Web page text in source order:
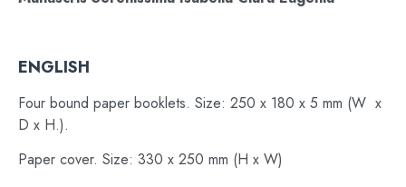
ENGLISH
Four bound paper booklets. Size: 250 x 180 x 5 mm (W x
D x H.).
Paper cover. Size: 330 x 250 mm (H x W)